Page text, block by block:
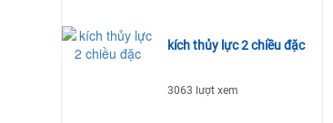
kích thủy lực 2 chiều đặc
3063 lượt xem